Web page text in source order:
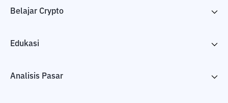
Belajar Crypto
Edukasi
Analisis Pasar